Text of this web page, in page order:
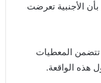
الأجنبية تعرضت
تتضمن المعطيات
هذه الواقعة.